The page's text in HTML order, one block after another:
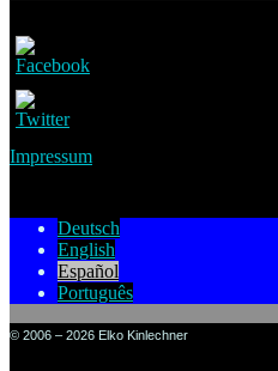
Impressum
Deutsch
English
Español
Português
© 2006 – 2026 Elko Kinlechner